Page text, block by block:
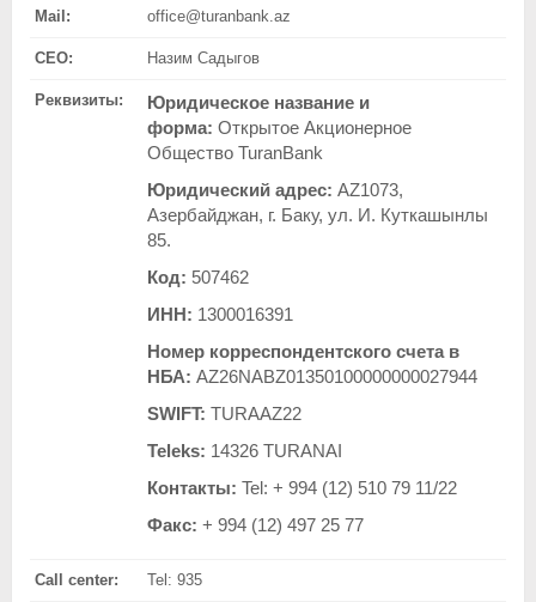
Mail: office@turanbank.az
CEO: Назим Садыгов
Реквизиты:
Юридическое название и
форма: Открытое Акционерное
Общество TuranBank
Юридический адрес: AZ1073,
Азербайджан, г. Баку, ул. И. Куткашынлы
85.
Код: 507462
ИНН: 1300016391
Номер корреспондентского счета в
НБА: AZ26NABZ01350100000000027944
SWIFT: TURAAZ22
Teleks: 14326 TURANAI
Контакты: Tel: + 994 (12) 510 79 11/22
Факс: + 994 (12) 497 25 77
Call center: Tel: 935